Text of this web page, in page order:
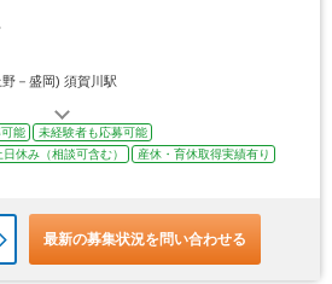
野－盛岡) 須賀川駅
能
未経験者も応募可能
日休み（相談可含む）
産休・育休取得実績有り
最新の募集状況を問い合わせる